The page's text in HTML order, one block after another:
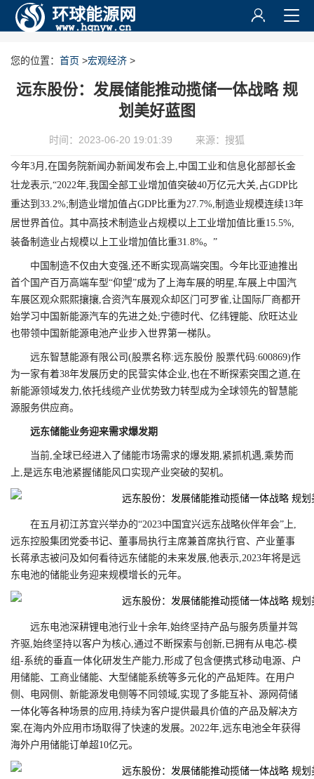
您的位置： 首页 >宏观经济 >
远东股份：发展储能推动揽储一体战略 规
划美好蓝图
时间：2023-06-20 19:01:39 来源：搜狐
今年3月,在国务院新闻办新闻发布会上,中国工业和信息化部部长金
壮龙表示,“2022年,我国全部工业增加值突破40万亿元大关,占GDP比
重达到33.2%;制造业增加值占GDP比重为27.7%,制造业规模连续13年
居世界首位。其中高技术制造业占规模以上工业增加值比重15.5%,
装备制造业占规模以上工业增加值比重31.8%。”
中国制造不仅由大变强,还不断实现高端突围。今年比亚迪推出
首个国产百万高端车型“仰望”成为了上海车展的明星,车展上中国汽
车展区观众熙熙攘攘,合资汽车展观众却区门可罗雀,让国际厂商都开
始学习中国新能源汽车的先进之处;宁德时代、亿纬锂能、欣旺达业
也带领中国新能源电池产业步入世界第一梯队。
远东智慧能源有限公司(股票名称:远东股份 股票代码:600869)作
为一家有着38年发展历史的民营实体企业,也在不断探索突围之道,在
新能源领域发力,依托线缆产业优势致力转型成为全球领先的智慧能
源服务供应商。
远东储能业务迎来需求爆发期
当前,全球已经进入了储能市场需求的爆发期,紧抓机遇,乘势而
上,是远东电池紧握储能风口实现产业突破的契机。
在五月初江苏宜兴举办的“2023中国宜兴远东战略伙伴年会”上,
远东控股集团党委书记、董事局执行主席兼首席执行官、产业董事
长蒋承志被问及如何看待远东储能的未来发展,他表示,2023年将是远
东电池的储能业务迎来规模增长的元年。
远东电池深耕锂电池行业十余年,始终坚持产品与服务质量并驾
齐驱,始终坚持以客户为核心,通过不断探索与创新,已拥有从电芯-模
组-系统的垂直一体化研发生产能力,形成了包含便携式移动电源、户
用储能、工商业储能、大型储能系统等多元化的产品矩阵。在用户
侧、电网侧、新能源发电侧等不同领域,实现了多能互补、源网荷储
一体化等各种场景的应用,持续为客户提供最具价值的产品及解决方
案,在海内外应用市场取得了快速的发展。2022年,远东电池全年获得
海外户用储能订单超10亿元。